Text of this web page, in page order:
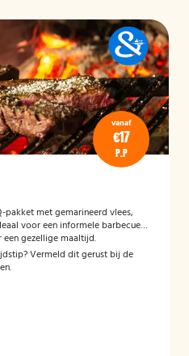
vanaf
€17
P.P
pakket met gemarineerd vlees,
voor een informele barbecue
gezellige maaltijd.
Vermeld dit gerust bij de